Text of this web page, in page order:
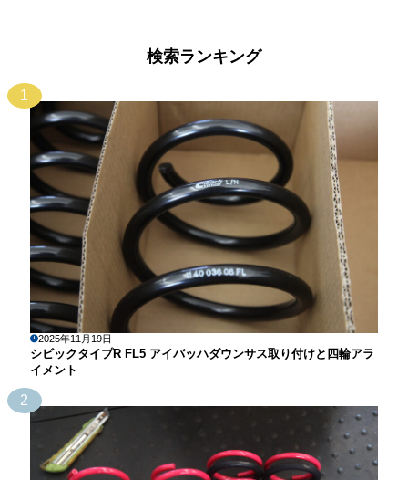
検索ランキング
1
2025年11月19日
シビックタイプR FL5 アイバッハダウンサス取り付けと四輪アラ
イメント
2